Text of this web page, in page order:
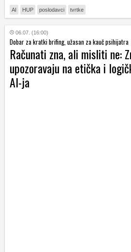
AI HUP poslodavci tvrtke
06.07. (16:00)
Dobar za kratki brifing, užasan za kauč psihijatra
Računati zna, ali misliti ne:
upozoravaju na etička i
AI-ja